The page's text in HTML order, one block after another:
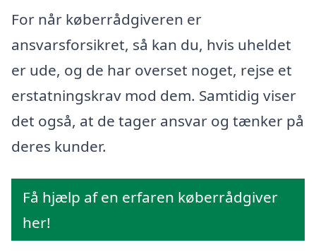
For når køberrådgiveren er
ansvarsforsikret, så kan du, hvis uheldet
er ude, og de har overset noget, rejse et
erstatningskrav mod dem. Samtidig viser
det også, at de tager ansvar og tænker på
deres kunder.
Få hjælp af en erfaren køberrådgiver
her!